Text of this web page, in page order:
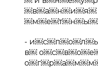
￼в￼а￼н￼и￼я￼
-
в￼